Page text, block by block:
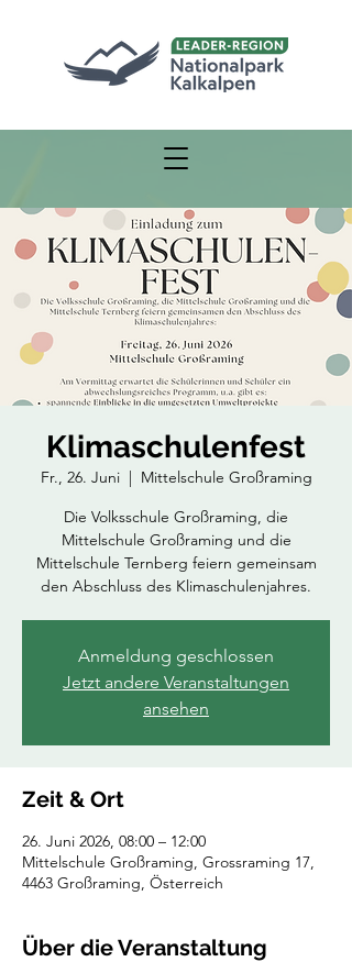
Klimaschulenfest
Fr., 26. Juni
  |
Mittelschule Großraming
Die Volksschule Großraming, die
Mittelschule Großraming und die
Mittelschule Ternberg feiern gemeinsam
den Abschluss des Klimaschulenjahres.
Anmeldung geschlossen
Jetzt andere Veranstaltungen
ansehen
Zeit & Ort
26. Juni 2026, 08:00 – 12:00
Mittelschule Großraming, Grossraming 17,
4463 Großraming, Österreich
Über die Veranstaltung